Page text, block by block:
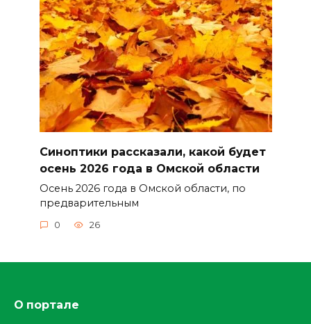
Синоптики рассказали, какой будет
осень 2026 года в Омской области
Осень 2026 года в Омской области, по
предварительным
0 26
О портале